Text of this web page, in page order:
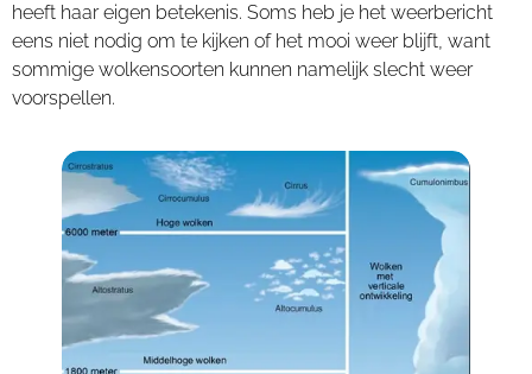
heeft haar eigen betekenis. Soms heb je het weerbericht
eens niet nodig om te kijken of het mooi weer blijft, want
sommige wolkensoorten kunnen namelijk slecht weer
voorspellen.